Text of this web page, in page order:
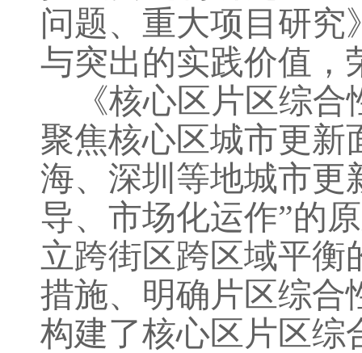
问题、重大项目研究
与突出的实践价值，
《核心区片区综
聚焦核心区城市更新
海、深圳等地城市更
导、市场化运作”的
立跨街区跨区域平衡
措施、明确片区综合
构建了核心区片区综